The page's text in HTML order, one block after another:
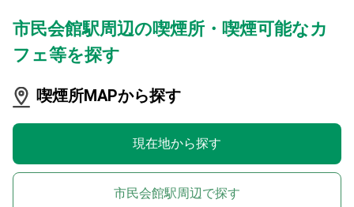
市民会館駅周辺の喫煙所・喫煙可能なカ
フェ等を探す
喫煙所MAPから探す
現在地から探す
市民会館駅周辺で探す